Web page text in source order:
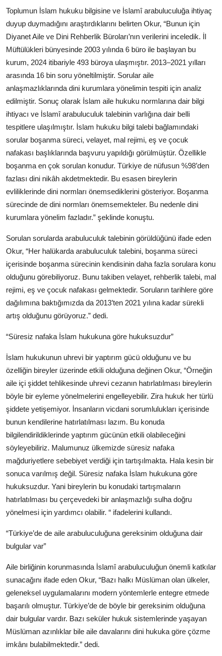
Toplumun İslam hukuku bilgisine ve İslamî arabuluculuğa ihtiyaç
duyup duymadığını araştırdıklarını belirten Okur, “Bunun için
Diyanet Aile ve Dini Rehberlik Büroları’nın verilerini inceledik. İl
Müftülükleri bünyesinde 2003 yılında 6 büro ile başlayan bu
kurum, 2024 itibariyle 493 büroya ulaşmıştır. 2013–2021 yılları
arasında 16 bin soru yöneltilmiştir. Sorular aile
anlaşmazlıklarında dini kurumlara yönelimin tespiti için analiz
edilmiştir. Sonuç olarak İslam aile hukuku normlarına dair bilgi
ihtiyacı ve İslamî arabuluculuk talebinin varlığına dair belli
tespitlere ulaşılmıştır. İslam hukuku bilgi talebi bağlamındaki
sorular boşanma süreci, velayet, mal rejimi, eş ve çocuk
nafakası başlıklarında başvuru yapıldığı görülmüştür. Özellikle
boşanma en çok sorulan konudur. Türkiye de nüfusun %98’den
fazlası dini nikâh akdetmektedir. Bu esasen bireylerin
evliliklerinde dini normları önemsediklerini gösteriyor. Boşanma
sürecinde de dini normları önemsemekteler. Bu nedenle dini
kurumlara yönelim fazladır.” şeklinde konuştu.
Sorulan sorularda arabuluculuk talebinin görüldüğünü ifade eden
Okur, “Her halükarda arabuluculuk talebini, boşanma süreci
içerisinde boşanma sürecinin kendisinin daha fazla sorulara konu
olduğunu görebiliyoruz. Bunu takiben velayet, rehberlik talebi, mal
rejimi, eş ve çocuk nafakası gelmektedir. Soruların tarihlere göre
dağılımına baktığımızda da 2013’ten 2021 yılına kadar sürekli
artış olduğunu görüyoruz.” dedi.
“Süresiz nafaka İslam hukukuna göre hukuksuzdur”
İslam hukukunun uhrevi bir yaptırım gücü olduğunu ve bu
özelliğin bireyler üzerinde etkili olduğuna değinen Okur, “Örneğin
aile içi şiddet tehlikesinde uhrevi cezanın hatırlatılması bireylerin
böyle bir eyleme yönelmelerini engelleyebilir. Zira hukuk her türlü
şiddete yetişemiyor. İnsanların vicdani sorumlulukları içerisinde
bunun kendilerine hatırlatılması lazım. Bu konuda
bilgilendirildiklerinde yaptırım gücünün etkili olabileceğini
söyleyebiliriz. Malumunuz ülkemizde süresiz nafaka
mağduriyetlere sebebiyet verdiği için tartışılmakta. Hala kesin bir
sonuca varılmış değil. Süresiz nafaka İslam hukukuna göre
hukuksuzdur. Yani bireylerin bu konudaki tartışmaların
hatırlatılması bu çerçevedeki bir anlaşmazlığı sulha doğru
yönelmesi için yardımcı olabilir. “ ifadelerini kullandı.
“Türkiye’de de aile arabuluculuğuna gereksinim olduğuna dair
bulgular var”
Aile birliğinin korunmasında İslamî arabuluculuğun önemli katkılar
sunacağını ifade eden Okur, “Bazı halkı Müslüman olan ülkeler,
geleneksel uygulamalarını modern yöntemlerle entegre etmede
başarılı olmuştur. Türkiye’de de böyle bir gereksinim olduğuna
dair bulgular vardır. Bazı seküler hukuk sistemlerinde yaşayan
Müslüman azınlıklar bile aile davalarını dini hukuka göre çözme
imkânı bulabilmektedir.” dedi.